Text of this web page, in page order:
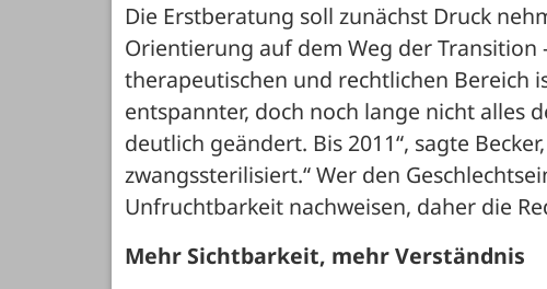
Die Erstberatung soll zunächst Druck
Orientierung auf dem Weg der Transition
therapeutischen und rechtlichen Bereich
entspannter, doch noch lange nicht alles
deutlich geändert. Bis 2011“, sagte
zwangssterilisiert.“ Wer den
Unfruchtbarkeit nachweisen, daher die
Mehr Sichtbarkeit, mehr Verständnis